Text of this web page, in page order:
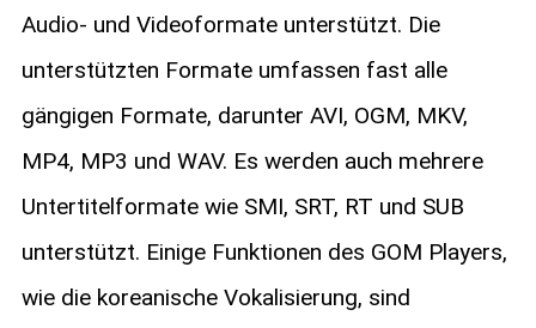
Audio- und Videoformate unterstützt. Die
unterstützten Formate umfassen fast alle
gängigen Formate, darunter AVI, OGM, MKV,
MP4, MP3 und WAV. Es werden auch mehrere
Untertitelformate wie SMI, SRT, RT und SUB
unterstützt. Einige Funktionen des GOM Players,
wie die koreanische Vokalisierung, sind